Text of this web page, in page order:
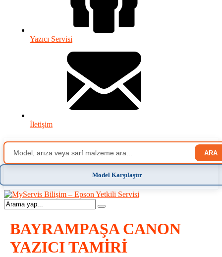
Yazıcı Servisi
İletişim
ARA
Model Karşılaştır
BAYRAMPAŞA CANON
YAZICI TAMİRİ